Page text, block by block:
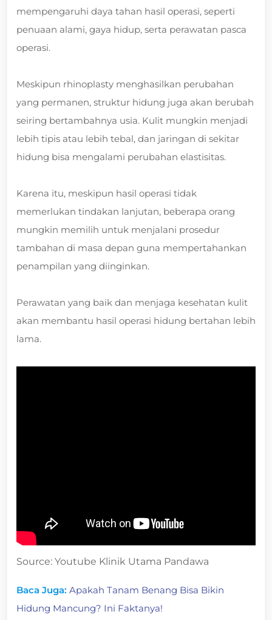
mempengaruhi daya tahan hasil operasi, seperti
penuaan alami, gaya hidup, serta perawatan pasca
operasi.
Meskipun rhinoplasty menghasilkan perubahan
yang permanen, struktur hidung juga akan berubah
seiring bertambahnya usia. Kulit mungkin menjadi
lebih tipis atau lebih tebal, dan jaringan di sekitar
hidung bisa mengalami perubahan elastisitas.
Karena itu, meskipun hasil operasi tidak
memerlukan tindakan lanjutan, beberapa orang
mungkin memilih untuk menjalani prosedur
tambahan di masa depan guna mempertahankan
penampilan yang diinginkan.
Perawatan yang baik dan menjaga kesehatan kulit
akan membantu hasil operasi hidung bertahan lebih
lama.
Source: Youtube Klinik Utama Pandawa
Baca Juga: Apakah Tanam Benang Bisa Bikin
Hidung Mancung? Ini Faktanya!